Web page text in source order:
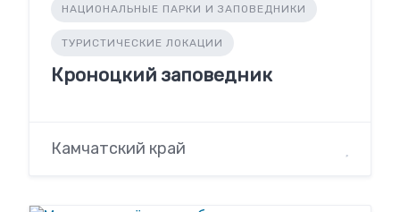
НАЦИОНАЛЬНЫЕ ПАРКИ И ЗАПОВЕДНИКИ
ТУРИСТИЧЕСКИЕ ЛОКАЦИИ
Кроноцкий заповедник
Камчатский край